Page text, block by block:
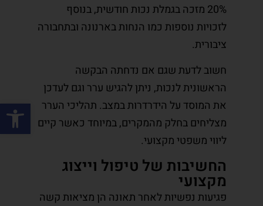
פתח
20% מזכה בגמלת נכות חודשית, בנוסף
לזכויות נוספות כמו הנחות בארנונה ובתחבורה
ציבורית.
חשוב לדעת שגם אם נדחתה הבקשה
הראשונית לנכות, ניתן להגיש ערר וגם לעדכן
את המוסד על הידרדרות במצב. תהליכי הערר
מצליחים בחלק מהמקרים, במיוחד כאשר קיים
ליווי משפטי מקצועי.
החשיבות של טיפול וייצוג
מקצועי
פגיעות נפשיות לאחר תאונה הן מציאות קשה